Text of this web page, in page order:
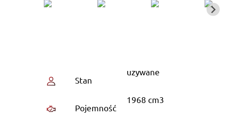
Stan
uzywane
Pojemność
1968 cm3